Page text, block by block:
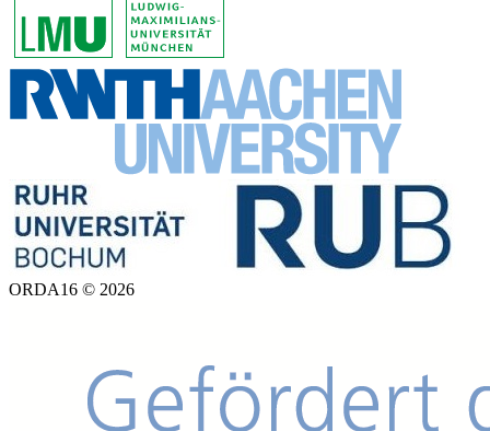
ORDA16 © 2026